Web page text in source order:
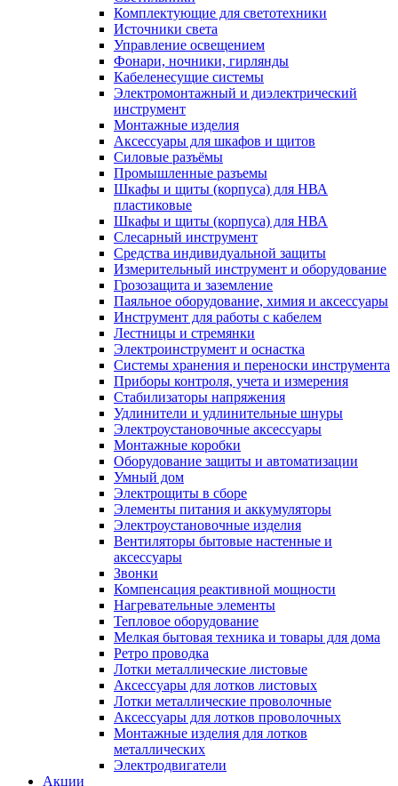
Комплектующие для светотехники
Источники света
Управление освещением
Фонари, ночники, гирлянды
Кабеленесущие системы
Электромонтажный и диэлектрический
инструмент
Монтажные изделия
Аксессуары для шкафов и щитов
Силовые разъёмы
Промышленные разъемы
Шкафы и щиты (корпуса) для НВА
пластиковые
Шкафы и щиты (корпуса) для НВА
Слесарный инструмент
Средства индивидуальной защиты
Измерительный инструмент и оборудование
Грозозащита и заземление
Паяльное оборудование, химия и аксессуары
Инструмент для работы с кабелем
Лестницы и стремянки
Электроинструмент и оснастка
Системы хранения и переноски инструмента
Приборы контроля, учета и измерения
Стабилизаторы напряжения
Удлинители и удлинительные шнуры
Электроустановочные аксессуары
Монтажные коробки
Оборудование защиты и автоматизации
Умный дом
Электрощиты в сборе
Элементы питания и аккумуляторы
Электроустановочные изделия
Вентиляторы бытовые настенные и
аксессуары
Звонки
Компенсация реактивной мощности
Нагревательные элементы
Тепловое оборудование
Мелкая бытовая техника и товары для дома
Ретро проводка
Лотки металлические листовые
Аксессуары для лотков листовых
Лотки металлические проволочные
Аксессуары для лотков проволочных
Монтажные изделия для лотков
металлических
Электродвигатели
Акции